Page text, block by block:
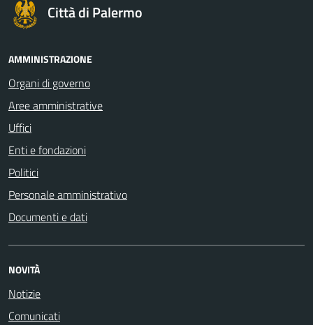
Città di Palermo
AMMINISTRAZIONE
Organi di governo
Aree amministrative
Uffici
Enti e fondazioni
Politici
Personale amministrativo
Documenti e dati
NOVITÀ
Notizie
Comunicati